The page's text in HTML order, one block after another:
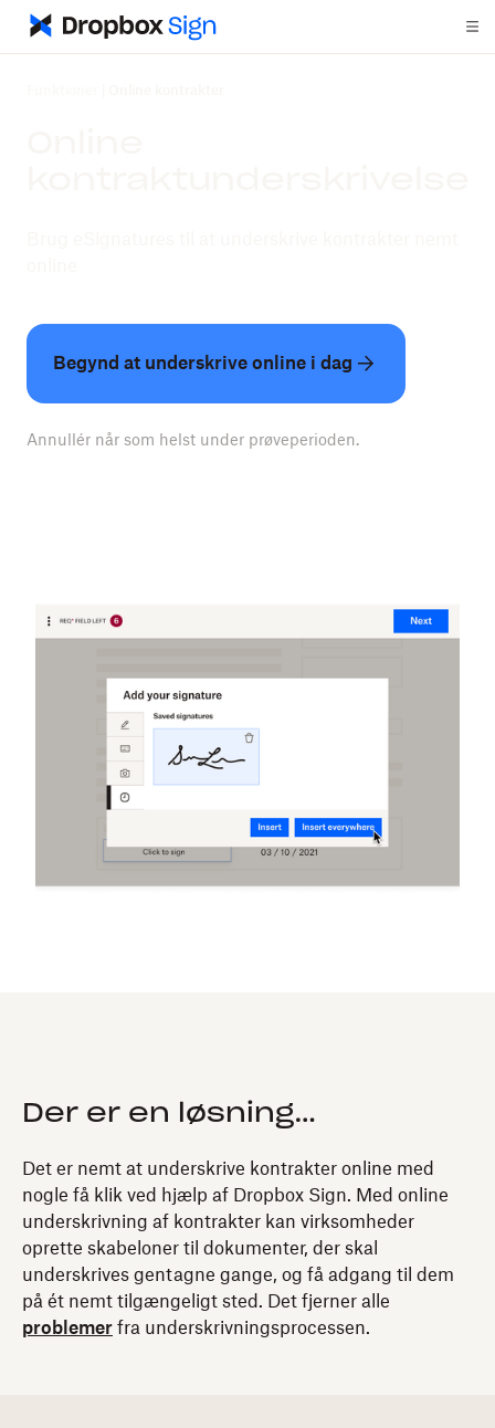
Begynd at underskrive online i dag
Annullér når som helst under prøveperioden.
Der er en løsning…
Det er nemt at underskrive kontrakter online med
nogle få klik ved hjælp af Dropbox Sign. Med online
underskrivning af kontrakter kan virksomheder
oprette skabeloner til dokumenter, der skal
underskrives gentagne gange, og få adgang til dem
på ét nemt tilgængeligt sted. Det fjerner alle
problemer fra underskrivningsprocessen.